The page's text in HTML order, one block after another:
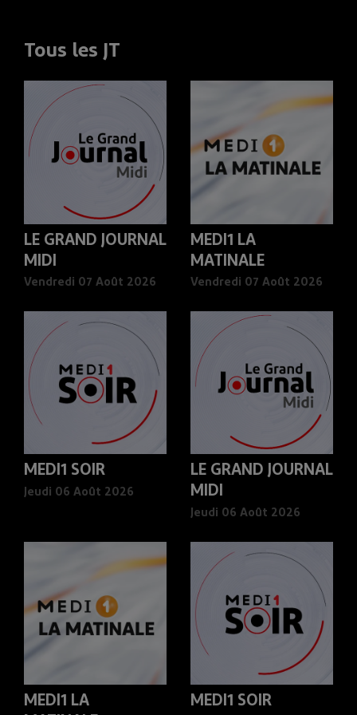
Tous les JT
LE GRAND JOURNAL
MIDI
Vendredi 07 Août 2026
MEDI1 LA
MATINALE
Vendredi 07 Août 2026
MEDI1 SOIR
Jeudi 06 Août 2026
LE GRAND JOURNAL
MIDI
Jeudi 06 Août 2026
MEDI1 LA
MEDI1 SOIR